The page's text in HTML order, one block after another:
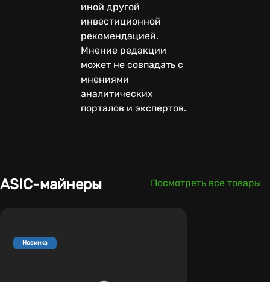
иной другой
инвестиционной
рекомендацией.
Мнение редакции
может не совпадать с
мнениями
аналитических
порталов и экспертов.
ASIC-майнеры Посмотреть все товары
Новинка